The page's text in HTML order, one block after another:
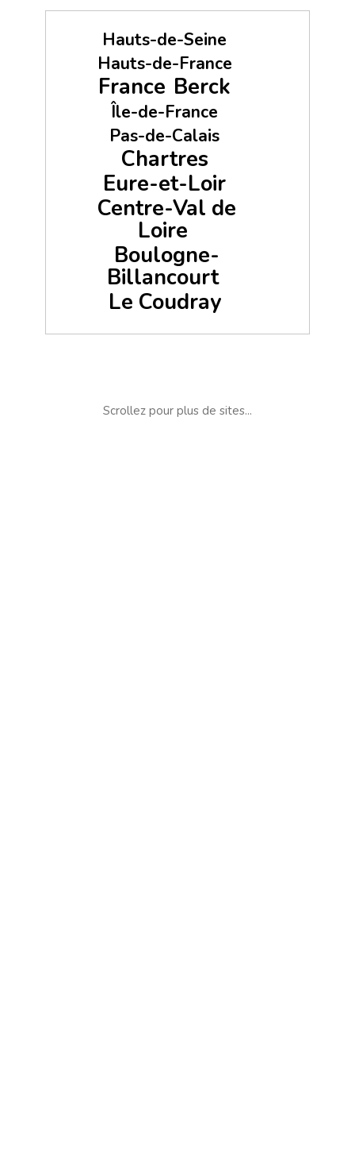
Hauts-de-Seine
Hauts-de-France
France Berck
Île-de-France
Pas-de-Calais
Chartres
Eure-et-Loir
Centre-Val de
Loire
Boulogne-
Billancourt
Le Coudray
Scrollez pour plus de sites...